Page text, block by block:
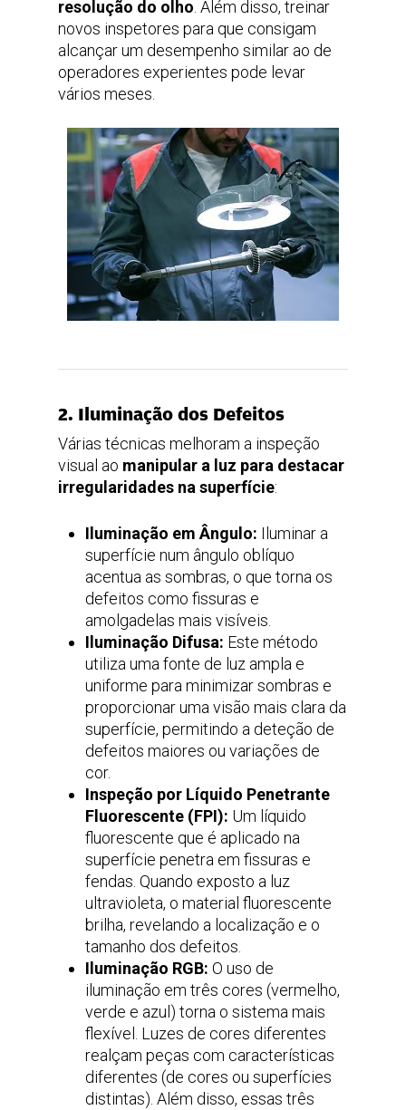
resolução do olho. Além disso, treinar
novos inspetores para que consigam
alcançar um desempenho similar ao de
operadores experientes pode levar
vários meses.
2. Iluminação dos Defeitos
Várias técnicas melhoram a inspeção
visual ao manipular a luz para destacar
irregularidades na superfície:
Iluminação em Ângulo: Iluminar a
superfície num ângulo oblíquo
acentua as sombras, o que torna os
defeitos como fissuras e
amolgadelas mais visíveis.
Iluminação Difusa: Este método
utiliza uma fonte de luz ampla e
uniforme para minimizar sombras e
proporcionar uma visão mais clara da
superfície, permitindo a deteção de
defeitos maiores ou variações de
cor.
Inspeção por Líquido Penetrante
Fluorescente (FPI): Um líquido
fluorescente que é aplicado na
superfície penetra em fissuras e
fendas. Quando exposto a luz
ultravioleta, o material fluorescente
brilha, revelando a localização e o
tamanho dos defeitos.
Iluminação RGB: O uso de
iluminação em três cores (vermelho,
verde e azul) torna o sistema mais
flexível. Luzes de cores diferentes
realçam peças com características
diferentes (de cores ou superfícies
distintas). Além disso, essas três